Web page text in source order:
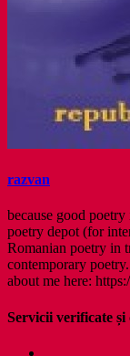
razvan
because good
poetry depot (for
Romanian poetry in
contemporary
about me here:
Servicii verificate